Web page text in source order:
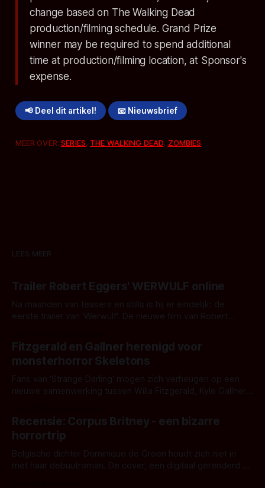
change based on The Walking Dead
production/filming schedule. Grand Prize
winner may be required to spend additional
time at production/filming location, at Sponsor's
expense.
📢 Deel dit artikel! 📧 Nieuwsbrief
MEER OVER:SERIES, THE WALKING DEAD, ZOMBIES
LEES MEER
Trailer Robert Eggers' WERWULF online
Na maanden van teasers en stills is hij er eindelijk: de
eerste trailer van 'Werwulf'. De nieuwe film van Robert
kille stijl vol folklore en mythe. Het topic deze keer is (kon
het het al raden?)... de weerwolf. Kijk je mee?
Fitzgerald en Gallner herenigd voor
monsterhorror Skeletons
Fans van 'Strange Darling' mogen zich verheugen op een
nieuwe samenwerking tussen Willa Fitzgerald, Kyle Gallner
'Skeletons', een nieuwe creature feature waarvoor de
opnames zijn gestart in Australië.
Recensie: Corpus Britney - een bizarre
horrortrip
Belgische dichter Dominique de Groen houdt zich niet in
met haar debuutroman. De cover, een digitaal gerenderd en